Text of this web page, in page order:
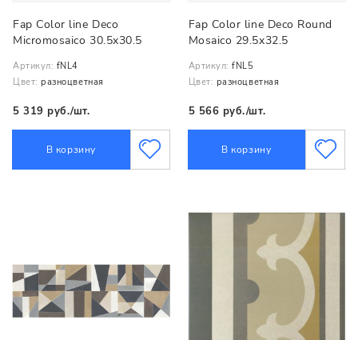
Fap Color line Deco
Micromosaico 30.5x30.5
Артикул: fNL4
Цвет: разноцветная
5 319 руб./шт.
В корзину
Fap Color line Deco Round
Mosaico 29.5x32.5
Артикул: fNL5
Цвет: разноцветная
5 566 руб./шт.
В корзину